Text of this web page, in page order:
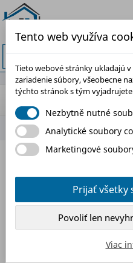
BLOG
BLOG
V tomto blogu nájdeš
rady a jasné postupy z
betónu, fasádnych
článok je napísaný tak,
Tento web využíva
Tieto webové stránky ukladajú
zariadenie súbory, všeobecne
týchto stránok s tým vyjadrujete
Nezbytně nutné
Analytické soubory
Marketingové
Prijať všetky
Povoliť len
Viac